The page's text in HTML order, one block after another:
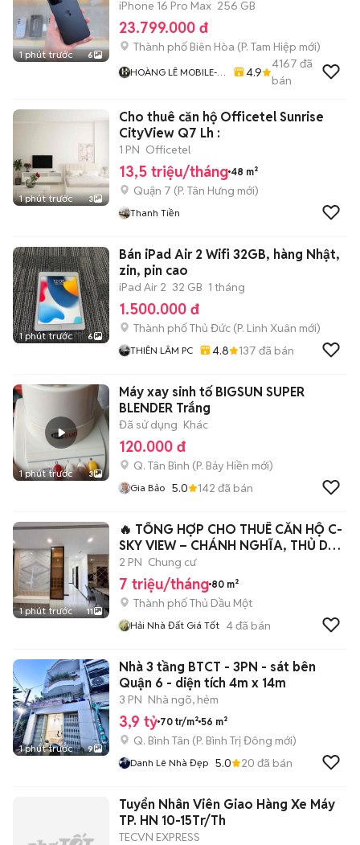
1 phút trước 6
iPhone 16 Pro Max 256 GB
23.799.000 đ
Thành phố Biên Hòa (P. Tam Hiệp mới)
HOÀNG LÊ MOBILE-
4.9
4167 đã
bán
1 phút trước 3
Cho thuê căn hộ Officetel Sunrise
CityView Q7 Lh :
1 PN Officetel
13,5 triệu/tháng 48 m²
Quận 7 (P. Tân Hưng mới)
Thanh Tiền
1 phút trước 6
Bán iPad Air 2 Wifi 32GB, hàng Nhật,
zin, pin cao
iPad Air 2 32 GB 1 tháng
1.500.000 đ
Thành phố Thủ Đức (P. Linh Xuân mới)
THIÊN LÂM PC 4.8 137 đã bán
1 phút trước 3
Máy xay sinh tố BIGSUN SUPER
BLENDER Trắng
Đã sử dụng Khác
120.000 đ
Q. Tân Bình (P. Bảy Hiền mới)
Gia Bảo 5.0 142 đã bán
1 phút trước 11
🔥 TỔNG HỢP CHO THUÊ CĂN HỘ C-
SKY VIEW – CHÁNH NGHĨA, THỦ DẦU
MỘT
2 PN Chung cư
7 triệu/tháng 80 m²
Thành phố Thủ Dầu Một
Hải Nhà Đất Giá Tốt 4đã bán
1 phút trước 9
Nhà 3 tầng BTCT - 3PN - sát bên
Quận 6 - diện tích 4m x 14m
3 PN Nhà ngõ, hẻm
3,9 tỷ 70 tr/m² 56 m²
Q. Bình Tân (P. Bình Trị Đông mới)
Danh Lê Nhà Đẹp 5.0 20 đã bán
Tuyển Nhân Viên Giao Hàng Xe Máy
TP. HN 10-15Tr/Th
TECVN EXPRESS